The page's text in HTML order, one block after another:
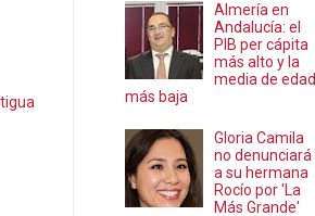
Almería en
Andalucía: el
PIB per cápita
más alto y la
media de edad
más baja
Gloria Camila
no denunciará
a su hermana
Rocío por 'La
Más Grande'